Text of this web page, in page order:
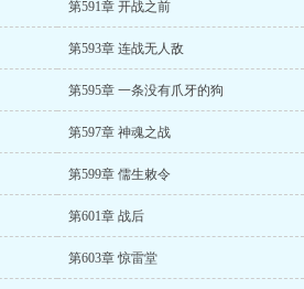
第591章 开战之前
第593章 连战无人敌
第595章 一条没有爪牙的狗
第597章 神魂之战
第599章 儒生敕令
第601章 战后
第603章 惊雷堂